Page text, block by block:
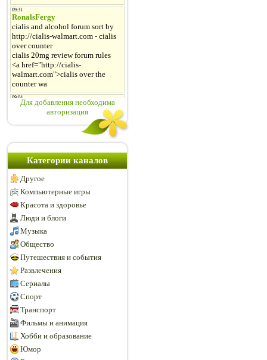
Для добавления необходима
авторизация
Категории каналов
Другое
Компьютерные игры
Красота и здоровье
Люди и блоги
Музыка
Общество
Путешествия и события
Развлечения
Сериалы
Спорт
Транспорт
Фильмы и анимация
Хобби и образование
Юмор